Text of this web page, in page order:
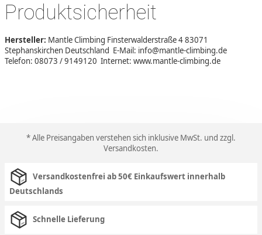
Produktsicherheit
Hersteller: Mantle Climbing Finsterwalderstraße 4 83071
Stephanskirchen Deutschland E-Mail: info@mantle-climbing.de
Telefon: 08073 / 9149120 Internet: www.mantle-climbing.de
* Alle Preisangaben verstehen sich inklusive MwSt. und zzgl.
Versandkosten.
Versandkostenfrei ab 50€ Einkaufswert innerhalb
Deutschlands
Schnelle Lieferung